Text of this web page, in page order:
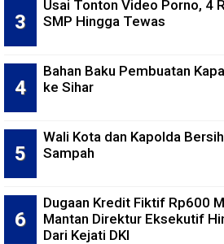
Usai Tonton Video Porno, 4
SMP Hingga Tewas
Bahan Baku Pembuatan
ke Sihar
Wali Kota dan Kapolda
Sampah
Dugaan Kredit Fiktif Rp600
Mantan Direktur Eksekutif
Dari Kejati DKI